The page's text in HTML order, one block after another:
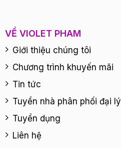
VỀ VIOLET PHAM
Giới thiệu chúng tôi
Chương trình khuyến mãi
Tin tức
Tuyển nhà phân phối đại lý
Tuyển dụng
Liên hệ